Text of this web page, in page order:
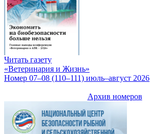
Читать газету
«Ветеринария и Жизнь»
Номер 07–08 (110–111) июль–август 2026
Архив номеров